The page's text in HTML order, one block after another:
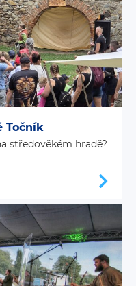
Točník
středověkém hradě?